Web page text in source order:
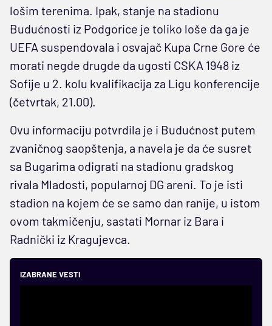
lošim terenima. Ipak, stanje na stadionu
Budućnosti iz Podgorice je toliko loše da ga je
UEFA suspendovala i osvajač Kupa Crne Gore će
morati negde drugde da ugosti CSKA 1948 iz
Sofije u 2. kolu kvalifikacija za Ligu konferencije
(četvrtak, 21.00).
Ovu informaciju potvrdila je i Budućnost putem
zvaničnog saopštenja, a navela je da će susret
sa Bugarima odigrati na stadionu gradskog
rivala Mladosti, popularnoj DG areni. To je isti
stadion na kojem će se samo dan ranije, u istom
ovom takmičenju, sastati Mornar iz Bara i
Radnički iz Kragujevca.
IZABRANE VESTI